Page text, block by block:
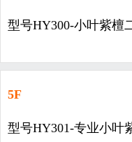
型号HY300-小叶紫檀
5F
型号HY301-专业小叶